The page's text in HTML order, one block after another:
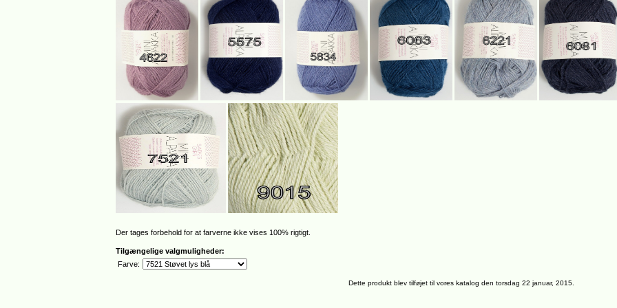
Der tages forbehold for at farverne ikke vises 100% rigtigt.
Tilgængelige valgmuligheder:
Farve:
Dette produkt blev tilføjet til vores katalog den torsdag 22 januar, 2015.